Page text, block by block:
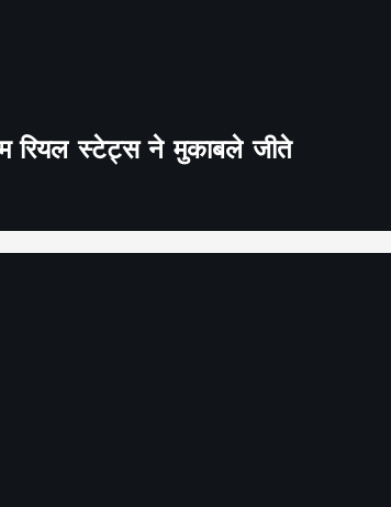
रियल स्टेट्स ने मुकाबले जीते